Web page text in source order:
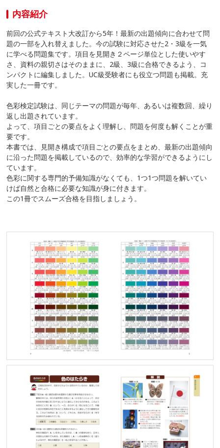
内容紹介
前回の公式テキスト大改訂から5年！最新の出題傾向に合わせて問
題の一部を入れ替えました。今の試験に対応させた2・3級を一気
に学べる問題集です。項目を見開き２ページ単位とした使いやす
さ、資料の親切さはそのままに、2級、3級に合格できるよう、コ
ンパクトに編集しました。UC級受験者にも役立つ問題も掲載。充
実した一冊です。
色彩検定試験は、同じテーマの問題が毎年、あるいは複数回、繰り
返し出題されています。
よって、項目ごとの要点をよく理解し、問題を何度も解くことが重
要です。
本書では、見開き構成で項目ごとの要点をまとめ、最新の出題傾向
に沿った問題を掲載しているので、効率的な学習ができるようにし
ています。
色彩に関する専門的予備知識がなくても、1つ1つ問題を解いてい
けば自然と合格に必要な知識が身に付きます。
この1冊でスムーズ合格を目指しましょう。